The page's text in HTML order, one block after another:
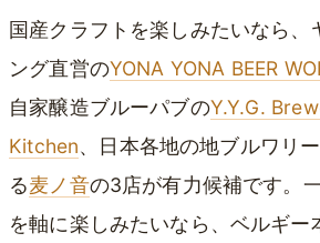
国産クラフトを楽しみたいなら、
ング直営のYONA YONA BEER
自家醸造ブルーパブのY.Y.G.
Kitchen、日本各地の地ブルワリ
る麦ノ音の3店が有力候補です。
を軸に楽しみたいなら、ベルギー